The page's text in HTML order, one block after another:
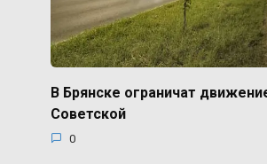
В Брянске ограничат
Советской
0